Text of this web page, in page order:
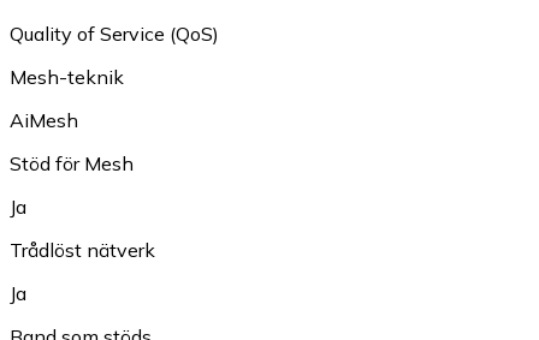
Quality of Service (QoS)
Mesh-teknik
AiMesh
Stöd för Mesh
Ja
Trådlöst nätverk
Ja